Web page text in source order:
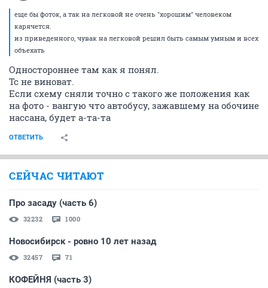
еще бы фоток, а так на легковой не очень "хорошим" человеком
карячется.
из приведенного, чувак на легковой решил быть самым умным и всех
объехать
Одностороннее там как я понял.
Тс не виноват.
Если схему сняли точно с такого же положения как
на фото - вангую что автобусу, зажавшему на обочине
нассана, будет а-та-та
ОТВЕТИТЬ
СЕЙЧАС ЧИТАЮТ
Про засаду (часть 6)
32232 1000
Новосибирск - ровно 10 лет назад
32457 71
КОФЕЙНЯ (часть 3)